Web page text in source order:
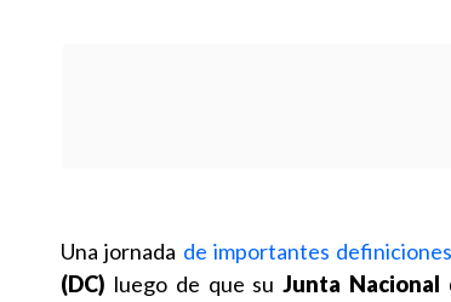
Una jornada de importantes
(DC) luego de que suJunta